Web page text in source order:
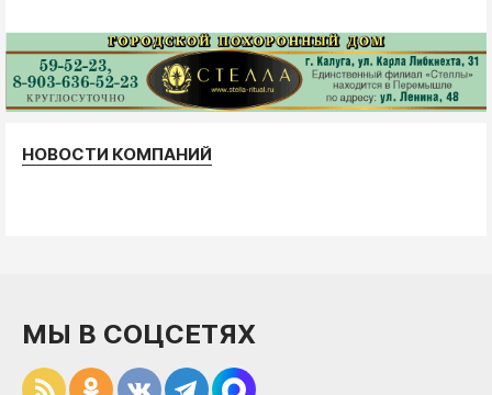
НОВОСТИ КОМПАНИЙ
МЫ В СОЦСЕТЯХ